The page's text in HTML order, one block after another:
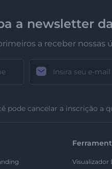
a newsletter
a receber nossas
pode cancelar a inscrição a
Visualizador